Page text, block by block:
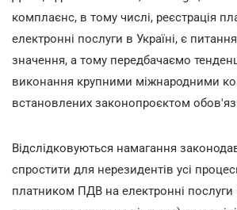
комплаєнс, в тому числі, реєстрація
електронні послуги в Україні, є
значення, а тому передбачаємо
виконання крупними міжнародними
встановлених законопроєктом
Відслідковуються намагання
спростити для нерезидентів усі
платником ПДВ на електронні послуги